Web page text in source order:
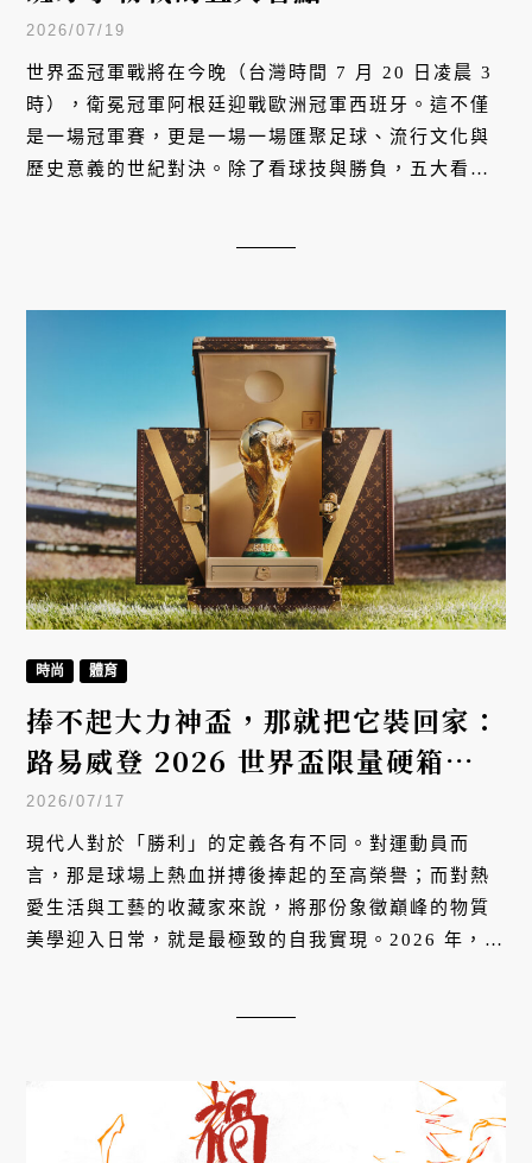
2026/07/19
世界盃冠軍戰將在今晚（台灣時間 7 月 20 日凌晨 3
時），衛冕冠軍阿根廷迎戰歐洲冠軍西班牙。這不僅
是一場冠軍賽，更是一場一場匯聚足球、流行文化與
歷史意義的世紀對決。除了看球技與勝負，五大看點
時尚 體育
捧不起大力神盃，那就把它裝回家：
路易威登 2026 世界盃限量硬箱的奢
華誘惑
2026/07/17
現代人對於「勝利」的定義各有不同。對運動員而
言，那是球場上熱血拼搏後捧起的至高榮譽；而對熱
愛生活與工藝的收藏家來說，將那份象徵巔峰的物質
美學迎入日常，就是最極致的自我實現。2026 年，路